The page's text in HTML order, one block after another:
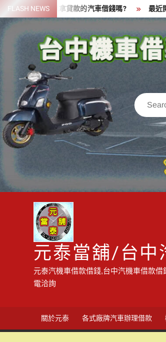
Skip
to
content
FLASH NEWS
筆資金,可以拿貸款的汽車借錢嗎? 最近開
Search
元泰當舖/台
元泰汽機車借款借錢,台中汽機車借款
電洽詢
關於元泰 各式廠牌汽車辦理借款